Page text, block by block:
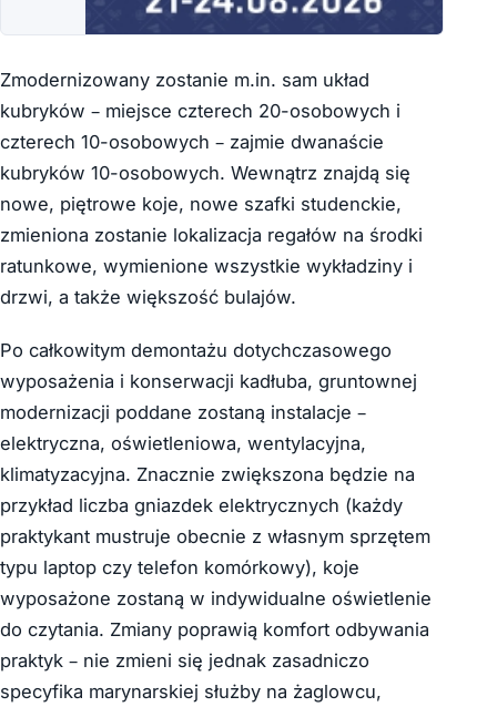
Zmodernizowany zostanie m.in. sam układ
kubryków – miejsce czterech 20-osobowych i
czterech 10-osobowych – zajmie dwanaście
kubryków 10-osobowych. Wewnątrz znajdą się
nowe, piętrowe koje, nowe szafki studenckie,
zmieniona zostanie lokalizacja regałów na środki
ratunkowe, wymienione wszystkie wykładziny i
drzwi, a także większość bulajów.
Po całkowitym demontażu dotychczasowego
wyposażenia i konserwacji kadłuba, gruntownej
modernizacji poddane zostaną instalacje –
elektryczna, oświetleniowa, wentylacyjna,
klimatyzacyjna. Znacznie zwiększona będzie na
przykład liczba gniazdek elektrycznych (każdy
praktykant mustruje obecnie z własnym sprzętem
typu laptop czy telefon komórkowy), koje
wyposażone zostaną w indywidualne oświetlenie
do czytania. Zmiany poprawią komfort odbywania
praktyk – nie zmieni się jednak zasadniczo
specyfika marynarskiej służby na żaglowcu,